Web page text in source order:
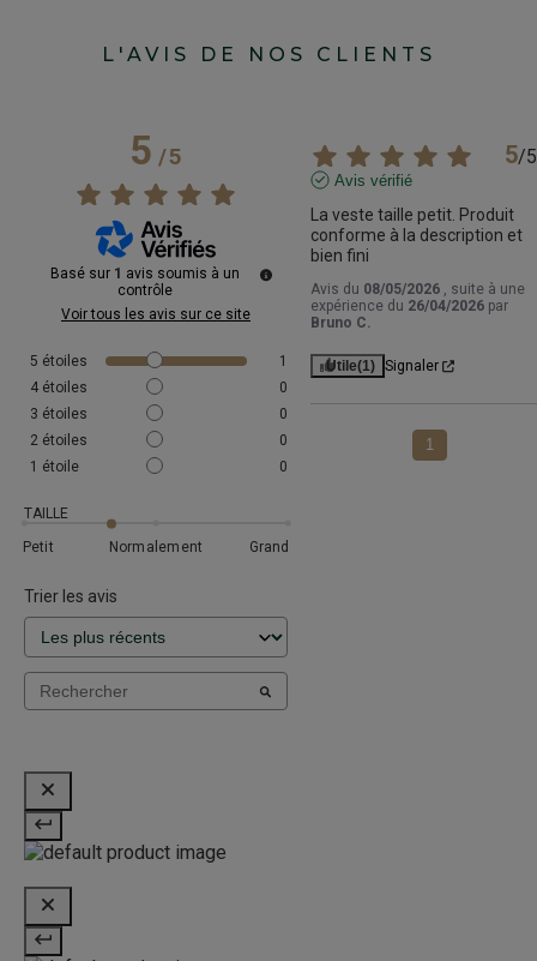
L'AVIS DE NOS CLIENTS
5/5
Basé sur 1 avis soumis à un
contrôle
Voir tous les avis sur ce site
5 étoiles
1
4 étoiles
0
3 étoiles
0
2 étoiles
0
1 étoile 0
TAILLE
Petit
Normalement Grand
Trier les avis
5/5
Avis vérifié
La veste taille petit. Produit
conforme à la description et
bien fini
Avis du 08/05/2026 , suite à une
expérience du 26/04/2026 par
Bruno C.
Utile(1) Signaler
1